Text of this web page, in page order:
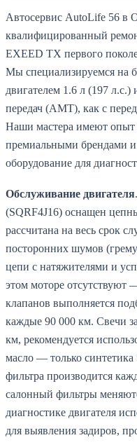
Автосервис AutoLife 56 в
квалифицированный
EXEED TX первого
Мы специализируемся на
двигателем 1.6 л (197 л.с.)
передач (AMT), как с
Наши мастера имеют опыт
премиальными брендами
оборудование для
Обслуживание двигателя
(SQRF4J16) оснащен
рассчитана на весь срок
посторонних шумов
цепи с натяжителями и
этом моторе отсутствуют
клапанов выполняется
каждые 90 000 км. Свечи
км, рекомендуется
масло — только
фильтра производится
салонный фильтры
диагностике двигателя
для выявления задиров,